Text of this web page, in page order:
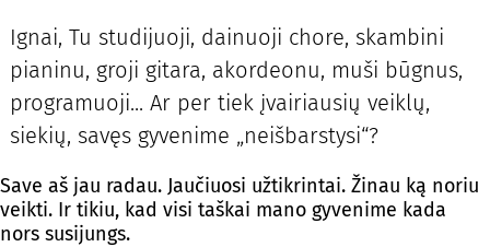
Ignai, Tu studijuoji, dainuoji chore, skambini
pianinu, groji gitara, akordeonu, muši būgnus,
programuoji... Ar per tiek įvairiausių veiklų,
siekių, savęs gyvenime „neišbarstysi“?
Save aš jau radau. Jaučiuosi užtikrintai. Žinau ką noriu
veikti. Ir tikiu, kad visi taškai mano gyvenime kada
nors susijungs.